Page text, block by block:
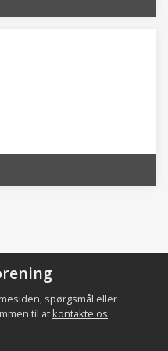
spørgsmål eller
til at kontakte os.